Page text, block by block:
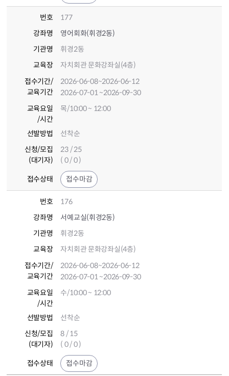
번호
177
강좌명
영어회화(휘경2동)
기관명
휘경2동
교육장
자치회관 문화강좌실(4층)
접수기간/
교육기간
2026-06-08~2026-06-12
2026-07-01~2026-09-30
교육요일
/시간
목/10:00 ~ 12:00
선발방법
선착순
신청/모집
(대기자)
23 / 25
( 0 / 0 )
접수상태 접수마감
번호
176
강좌명
서예교실(휘경2동)
기관명
휘경2동
교육장
자치회관 문화강좌실(4층)
접수기간/
교육기간
2026-06-08~2026-06-12
2026-07-01~2026-09-30
교육요일
/시간
수/10:00 ~ 12:00
선발방법
선착순
신청/모집
(대기자)
8 / 15
( 0 / 0 )
접수상태 접수마감